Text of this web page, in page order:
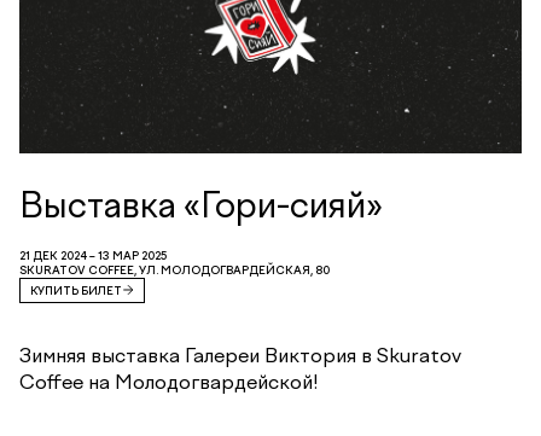
Выставка «Гори-сияй»
21 ДЕК 2024 – 13 МАР 2025
SKURATOV COFFEE, УЛ. МОЛОДОГВАРДЕЙСКАЯ, 80
КУПИТЬ БИЛЕТ
Зимняя выставка Галереи Виктория в Skuratov
Coffee на Молодогвардейской!